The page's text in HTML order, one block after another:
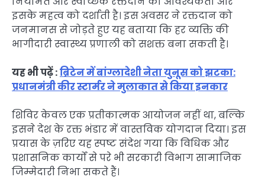
इसके महत्व को दर्शाती है। इस अवसर ने रक्तदान को
जनमानस से जोड़ते हुए यह बताया कि हर व्यक्ति की
भागीदारी स्वास्थ्य प्रणाली को सशक्त बना सकती है।
यह भी पढ़ें :ब्रिटेन में बांग्लादेशी नेता युनूस को झटका:
प्रधानमंत्री कीर स्टार्मर ने मुलाकात से किया इनकार
शिविर केवल एक प्रतीकात्मक आयोजन नहीं था, बल्कि
इसने देश के रक्त भंडार में वास्तविक योगदान दिया। इस
प्रयास के ज़रिए यह स्पष्ट संदेश गया कि विधिक और
प्रशासनिक कार्यों से परे भी सरकारी विभाग सामाजिक
जिम्मेदारी निभा सकते हैं।